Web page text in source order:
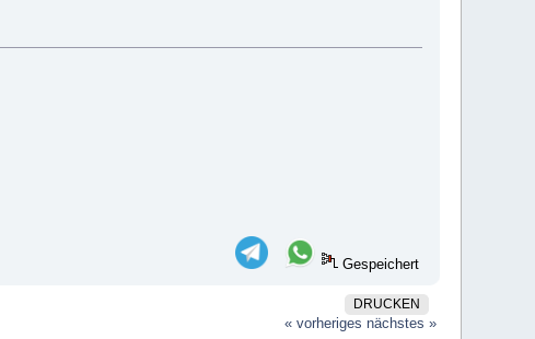
Gespeichert
DRUCKEN
« vorheriges nächstes »